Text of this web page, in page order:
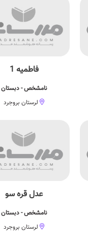
فاطمیه 1
نامشخص - دبستان
لرستان بروجرد
عدل قره سو
نامشخص - دبستان
لرستان بروجرد